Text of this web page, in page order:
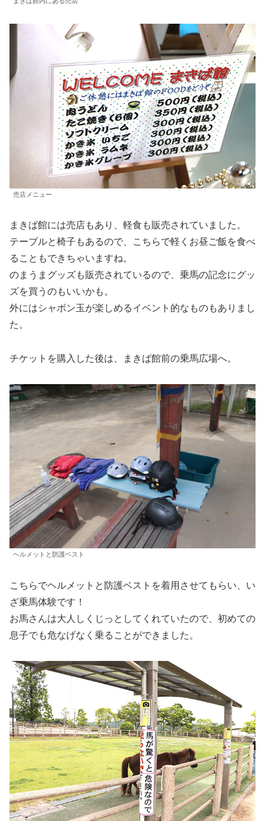
売店メニュー
まきば館には売店もあり、軽食も販売されていました。
テーブルと椅子もあるので、こちらで軽くお昼ご飯を食べ
ることもできちゃいますね。
のまうまグッズも販売されているので、乗馬の記念にグッ
ズを買うのもいいかも。
外にはシャボン玉が楽しめるイベント的なものもありまし
た。
チケットを購入した後は、まきば館前の乗馬広場へ。
ヘルメットと防護ベスト
こちらでヘルメットと防護ベストを着用させてもらい、い
ざ乗馬体験です！
お馬さんは大人しくじっとしてくれていたので、初めての
息子でも危なげなく乗ることができました。